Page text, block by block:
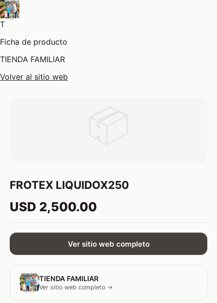
T
Ficha de producto
TIENDA FAMILIAR
Volver al sitio web
FROTEX LIQUIDOX250
USD 2,500.00
Ver sitio web completo
TIENDA FAMILIAR
Ver sitio web completo →